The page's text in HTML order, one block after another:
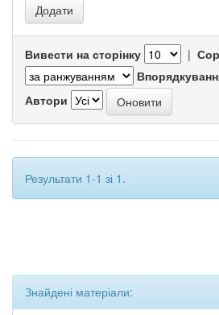
Вивести на сторінку |
Автори
Результати 1-1 зі 1.
Знайдені матеріали: